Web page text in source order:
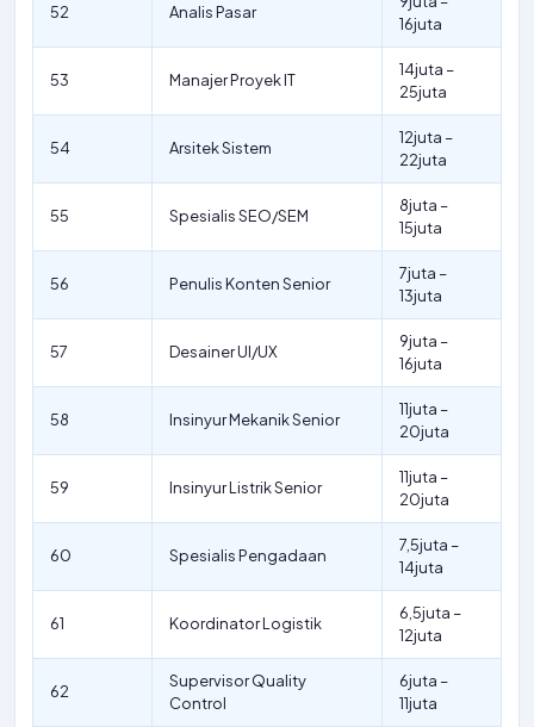
52 Analis Pasar
16juta
53 Manajer Proyek IT
14juta –
25juta
54 Arsitek Sistem
12juta –
22juta
55 Spesialis SEO/SEM
8juta –
15juta
56 Penulis Konten Senior
7juta –
13juta
57 Desainer UI/UX
9juta –
16juta
58 Insinyur Mekanik Senior
11juta –
20juta
59 Insinyur Listrik Senior
11juta –
20juta
60 Spesialis Pengadaan
7,5juta –
14juta
61 Koordinator Logistik
6,5juta –
12juta
62
Supervisor Quality
Control
6juta –
11juta